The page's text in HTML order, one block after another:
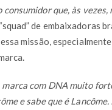
consumidor que, às
de embaixadoras
missão,
marca com DNA muito
e sabe que é